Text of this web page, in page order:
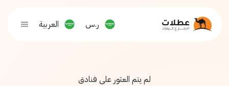
ر.س العربية
لم يتم العثور على فنادق